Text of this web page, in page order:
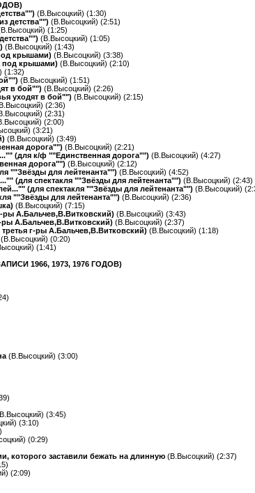
(В.Высоцкий) (1:30)
детства"") (В.Высоцкий) (2:51)
(1:25)
(В.Высоцкий) (1:05)
(В.Высоцкий) (1:43)
крышами) (В.Высоцкий) (3:38)
под крышами) (В.Высоцкий) (2:10)
(1:32)
(В.Высоцкий) (1:51)
в бой"") (В.Высоцкий) (2:26)
уходят в бой"") (В.Высоцкий) (2:15)
(2:36)
(2:31)
(2:00)
(3:21)
(В.Высоцкий) (3:49)
дорога"") (В.Высоцкий) (2:21)
(для к/ф ""Единственная дорога"") (В.Высоцкий) (4:27)
дорога"") (В.Высоцкий) (2:12)
""Звёзды для лейтенанта"") (В.Высоцкий) (4:52)
(для спектакля ""Звёзды для лейтенанта"") (В.Высоцкий) (2:43)
(для спектакля ""Звёзды для лейтенанта"") (В.Высоцкий)
""Звёзды для лейтенанта"") (В.Высоцкий) (2:36)
(В.Высоцкий) (7:15)
ры А.Бальчев,В.Витковский) (В.Высоцкий) (3:43)
А.Бальчев,В.Витковский) (В.Высоцкий) (2:37)
г-ры А.Бальчев,В.Витковский) (В.Высоцкий) (1:18)
(В.Высоцкий) (0:20)
(1:41)
1966, 1973, 1976 ГОДОВ)
(В.Высоцкий) (3:00)
(3:45)
(3:10)
(0:29)
которого заставили бежать на длинную (В.Высоцкий) (2:37)
(2:09)